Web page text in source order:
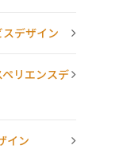
デザイン
リエンスデ
イン